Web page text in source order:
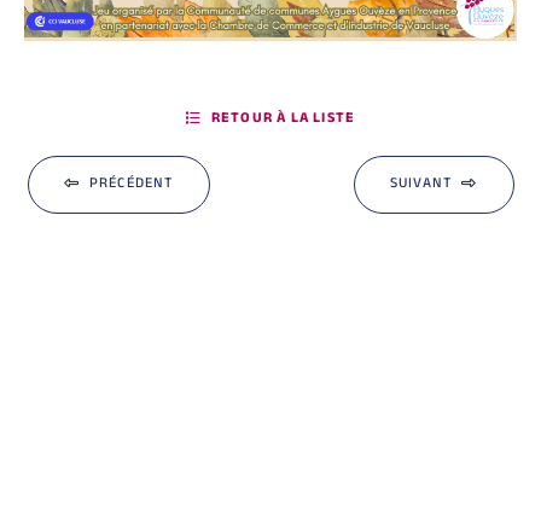
PRÉCÉDENT
RETOUR À LA LISTE
SUIVANT